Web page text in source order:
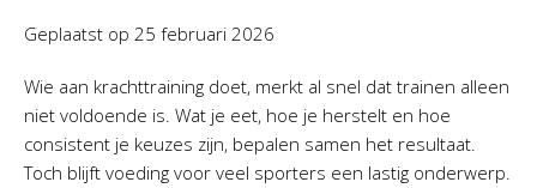
Geplaatst op 25 februari 2026
Wie aan krachttraining doet, merkt al snel dat trainen alleen
niet voldoende is. Wat je eet, hoe je herstelt en hoe
consistent je keuzes zijn, bepalen samen het resultaat.
Toch blijft voeding voor veel sporters een lastig onderwerp.